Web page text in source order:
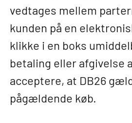
vedtages mellem
kunden på en
klikke i en boks
betaling eller afgivelse
acceptere, at DB26
pågældende køb.